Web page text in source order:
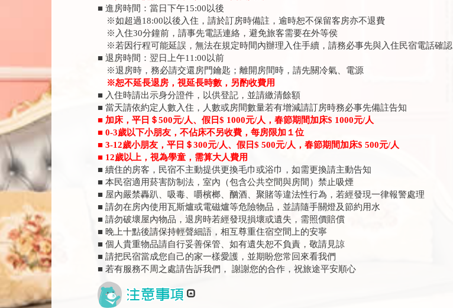
■ 進房時間：當日下午15:00以後
※如超過18:00以後入住，請於訂房時備註，逾時恕不保留客房亦不退費
※入住30分鐘前，請事先電話連絡，避免旅客需要在外等侯
※若因行程可能延誤，無法在規定時間內辦理入住手續，請務必事先與入住民宿電話確認
■ 退房時間：翌日上午11:00以前
※退房時，務必請交還房門鑰匙；離開房間時，請先關冷氣、電源
※恕不延長退房，視延長時數，另酌收費用
■ 入住時請出示身分證件，以供登記，並請繳清餘額
■ 當天請依約定人數入住，人數或房間數量若有增減請訂房時務必事先備註告知
■ 加床，平日＄500元/人、假日$ 1000元/人，春節期間加床$ 1000元/人
■ 0-3歲以下小朋友，不佔床不另收費，每房限加１位
■ 3-12歲小朋友，平日＄300元/人、假日$ 500元/人，春節期間加床$ 500元/人
■ 12歲以上，視為學童，需算大人費用
■ 續住的房客，民宿不主動提供更換毛巾或浴巾，如需更換請主動告知
■ 本民宿適用菸害防制法，室內（包含公共空間與房間）禁止吸煙
■ 屋內嚴禁轟趴、吸毒、嚼檳榔、酗酒、聚賭等違法性行為，若經發現一律報警處理
■ 請勿在房內使用瓦斯爐或電磁爐等危險物品，並請隨手關燈及節約用水
■ 請勿破壞屋內物品，退房時若經發現損壞或遺失，需照價賠償
■ 晚上十點後請保持輕聲細語，相互尊重住宿空間上的安寧
■ 個人貴重物品請自行妥善保管、如有遺失恕不負責，敬請見諒
■ 請把民宿當成您自己的家一樣愛護，並期盼您常回來看我們
■ 若有服務不周之處請告訴我們， 謝謝您的合作，祝旅途平安順心